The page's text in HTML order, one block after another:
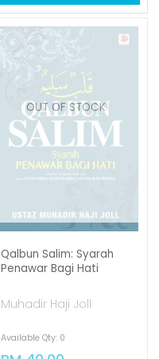
OUT OF STOCK
Qalbun Salim: Syarah
Penawar Bagi Hati
Muhadir Haji Joll
Available Qty: 0